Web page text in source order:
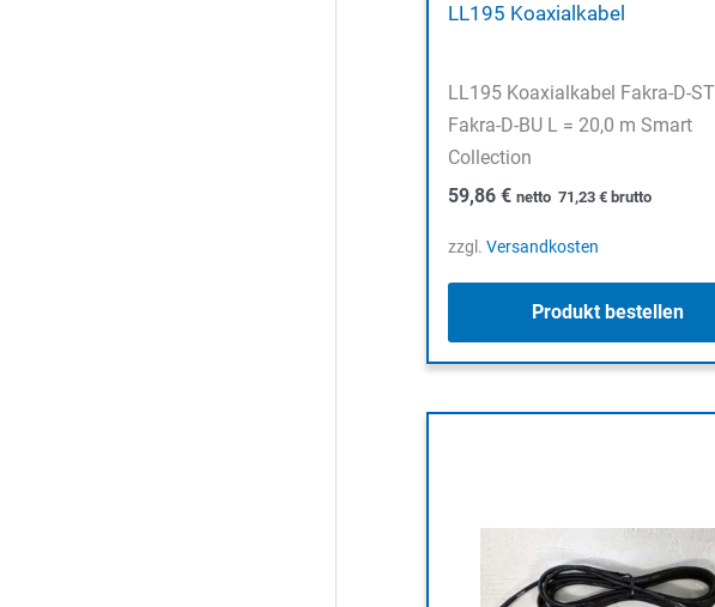
LL195 Koaxialkabel
LL195 Koaxialkabel Fakra-D-
Fakra-D-BU L = 20,0 m Smart
Collection
59,86 € netto 71,23 €brutto
zzgl. Versandkosten
Produkt bestellen